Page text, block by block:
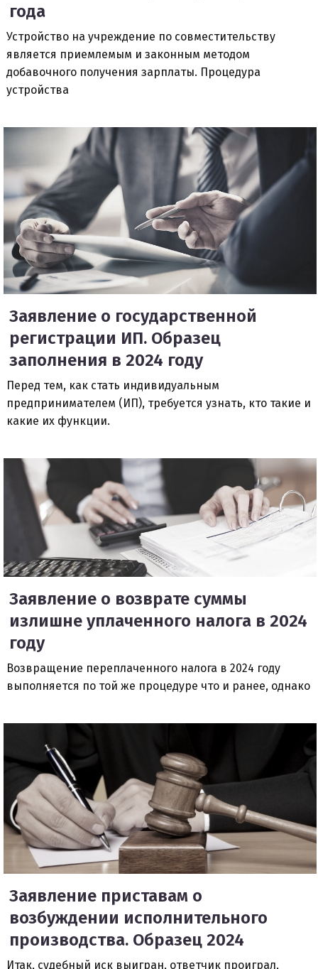
года
Устройство на учреждение по совместительству
является приемлемым и законным методом
добавочного получения зарплаты. Процедура
устройства
Заявление о государственной
регистрации ИП. Образец
заполнения в 2024 году
Перед тем, как стать индивидуальным
предпринимателем (ИП), требуется узнать, кто такие и
какие их функции.
Заявление о возврате суммы
излишне уплаченного налога в 2024
году
Возвращение переплаченного налога в 2024 году
выполняется по той же процедуре что и ранее, однако
Заявление приставам о
возбуждении исполнительного
производства. Образец 2024
Итак, судебный иск выигран, ответчик проиграл,